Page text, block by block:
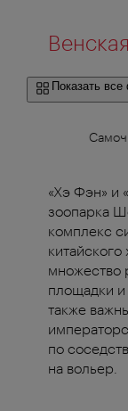
Показать
«Хэ Фэн» и
зоопарка
комплекс
множество
площадки и
также
по
на вольер.